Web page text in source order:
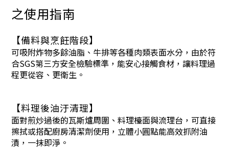
之使用指南
【備料與烹飪階段】
可吸附炸物多餘油脂、牛排等各種肉類表面水分，由於符
合SGS第三方安全檢驗標準，能安心接觸食材，讓料理過
程更從容、更衛生。
【料理後油汙清理】
面對煎炒過後的瓦斯爐周圍、料理檯面與流理台，可直接
擦拭或搭配廚房清潔劑使用，立體小圓點能高效抓附油
漬，一抹即淨。